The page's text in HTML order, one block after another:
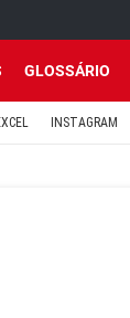
GLOSSÁRIO
INSTAGRAM